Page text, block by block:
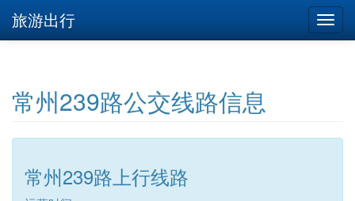
旅游出行
常州239路公交线路信息
常州239路上行线路